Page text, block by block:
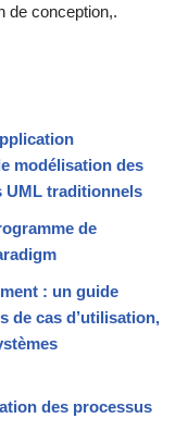
de conception,.
modélisation des
UML traditionnels
de
: un guide
de cas d’utilisation,
des processus